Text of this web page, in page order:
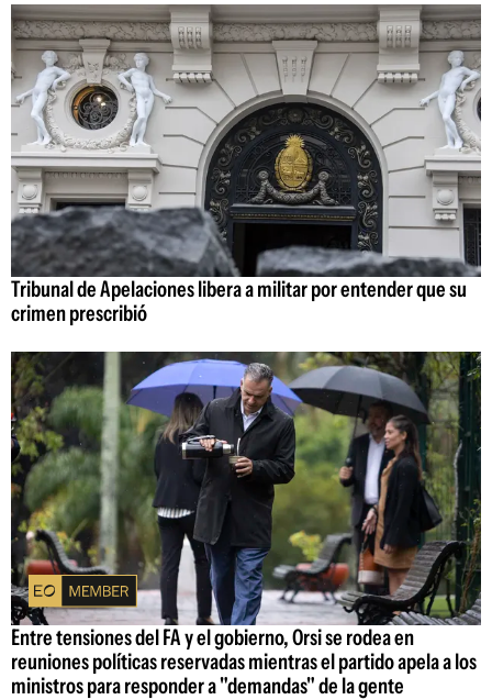
Tribunal de Apelaciones libera a militar por entender que su
crimen prescribió
Entre tensiones del FA y el gobierno, Orsi se rodea en
reuniones políticas reservadas mientras el partido apela a los
ministros para responder a "demandas" de la gente